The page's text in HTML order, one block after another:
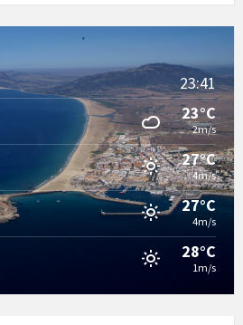
23:41
23°C
2m/s
27°C
4m/s
27°C
4m/s
28°C
1m/s